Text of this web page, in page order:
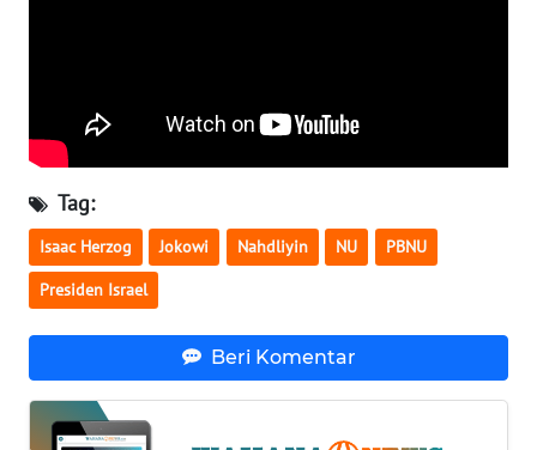
Tag:
Isaac Herzog Jokowi Nahdliyin NU PBNU
Presiden Israel
Beri Komentar
WN
JAMBI
WN
SULTRA
WN
SULTENG